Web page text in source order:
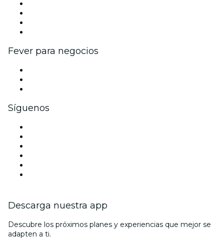
Fever para negocios
Síguenos
Descarga nuestra app
Descubre los próximos planes y experiencias que mejor se
adapten a ti.